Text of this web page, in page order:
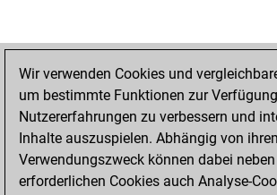
Wir verwenden Cookies und
um bestimmte Funktionen zur
Nutzererfahrungen zu verbessern und
Inhalte auszuspielen. Abhängig von
Verwendungszweck können dabei
erforderlichen Cookies auch Analyse-